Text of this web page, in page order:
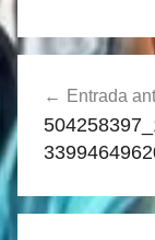
de
entradas
Entrada